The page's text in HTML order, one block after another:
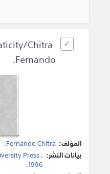
Chitra
Fernando.
المؤلف: Fernando Chitra
.
بيانات النشر: Press،
1996
.